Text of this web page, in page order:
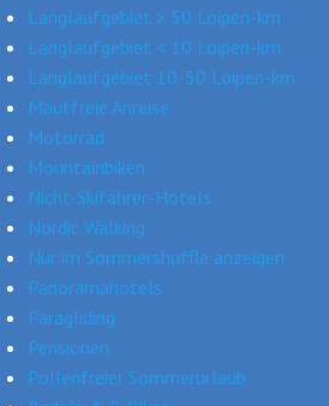
Langlaufgebiet > 50 Loipen-km
Langlaufgebiet < 10 Loipen-km
Langlaufgebiet 10-50 Loipen-km
Mautfreie Anreise
Motorrad
Mountainbiken
Nicht-Skifahrer-Hotels
Nordic Walking
Nur im Sommershuffle anzeigen
Panoramahotels
Paragliding
Pensionen
Pollenfreier Sommerurlaub